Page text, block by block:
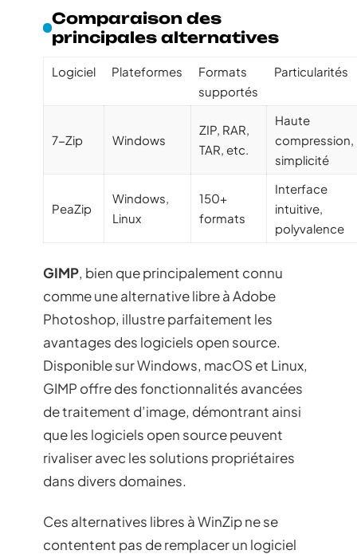
Comparaison des
principales alternatives
Logiciel Plateformes
Formats
supportés
Particularités
7-Zip Windows
ZIP, RAR,
TAR, etc.
Haute
compression,
simplicité
PeaZip
Windows,
Linux
150+
formats
Interface
intuitive,
polyvalence
GIMP, bien que principalement connu
comme une alternative libre à Adobe
Photoshop, illustre parfaitement les
avantages des logiciels open source.
Disponible sur Windows, macOS et Linux,
GIMP offre des fonctionnalités avancées
de traitement d’image, démontrant ainsi
que les logiciels open source peuvent
rivaliser avec les solutions propriétaires
dans divers domaines.
Ces alternatives libres à WinZip ne se
contentent pas de remplacer un logiciel